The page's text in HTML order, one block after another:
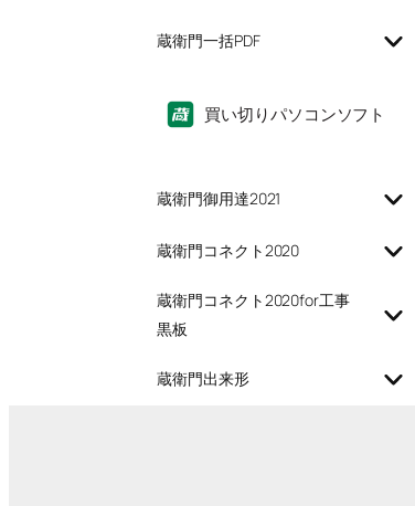
蔵衛門一括PDF
買い切りパソコンソフト
蔵衛門御用達2021
蔵衛門コネクト2020
蔵衛門コネクト2020for工事
黒板
蔵衛門出来形